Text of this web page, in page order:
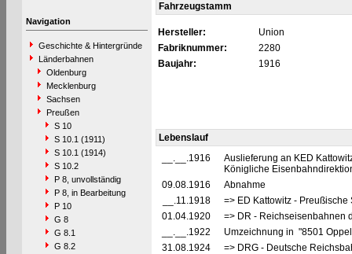
Navigation
Geschichte & Hintergründe
Länderbahnen
Oldenburg
Mecklenburg
Sachsen
Preußen
S 10
S 10.1 (1911)
S 10.1 (1914)
S 10.2
P 8, unvollständig
P 8, in Bearbeitung
P 10
G 8
G 8.1
G 8.2
Fahrzeugstamm
Hersteller:
Union
Fabriknummer:
2280
Baujahr:
1916
Lebenslauf
__.__.1916
Auslieferung an KED
Königliche
09.08.1916
Abnahme
__.11.1918
=> ED Kattowitz -
01.04.1920
=> DR - Reichseisenbahnen
__.__.1922
Umzeichnung in "8501
31.08.1924
=> DRG - Deutsche